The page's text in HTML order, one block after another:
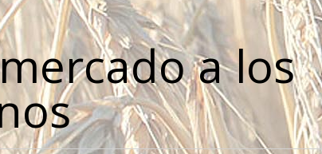
a los